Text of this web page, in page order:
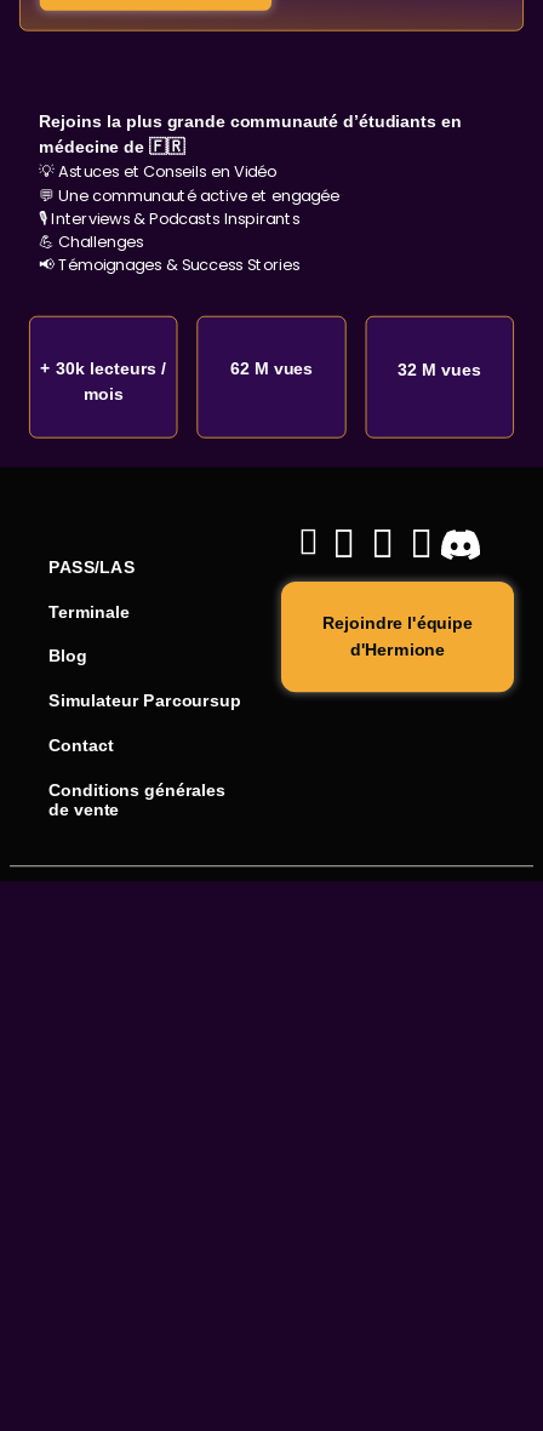
Rejoins la plus grande communauté d’étudiants en
médecine de 🇫🇷
💡 Astuces et Conseils en Vidéo
💬 Une communauté active et engagée
🎙️ Interviews & Podcasts Inspirants
💪 Challenges
📢 Témoignages & Success Stories
+ 30k lecteurs /
mois
62 M vues 32 M vues
PASS/LAS
Terminale
Blog
Simulateur Parcoursup
Contact
Conditions générales
de vente
Rejoindre l'équipe
d'Hermione